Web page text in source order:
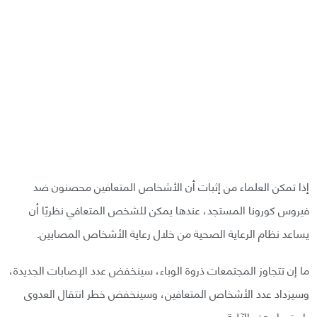
إذا تمكن العلماء من إثبات أن الأشخاص المتعافين محصنون ضد
فيروس كورونا المستجد، عندها يمكن للشخص المتعافي نظريًا أن
يساعد نظام الرعاية الصحية من خلال رعاية الأشخاص المصابين.
ما إن تتجاوز المجتمعات ذروة الوباء، سينخفض عدد الإصابات الجديدة،
وسيزداد عدد الأشخاص المتعافين، وسينخفض خطر انتقال العدوى